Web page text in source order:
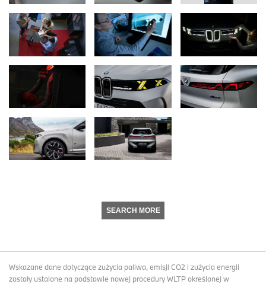
SEARCH MORE
Wskazane dane dotyczące zużycia paliwa, emisji CO2 i zużycia energii
zostały ustalone na podstawie nowej procedury WLTP określonej w